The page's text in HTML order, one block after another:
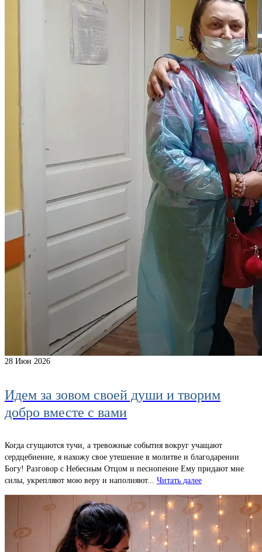
28 Июн 2026
Идем за зовом своей души и творим
добро вместе с вами
Когда сгущаются тучи, а тревожные события вокруг учащают
сердцебиение, я нахожу свое утешение в молитве и благодарении
Богу! Разговор с Небесным Отцом и песнопение Ему придают мне
силы, укрепляют мою веру и наполняют... Читать далее